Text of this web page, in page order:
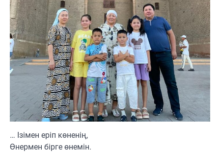
… Ізімен еріп көненің,
Өнермен бірге өнемін.